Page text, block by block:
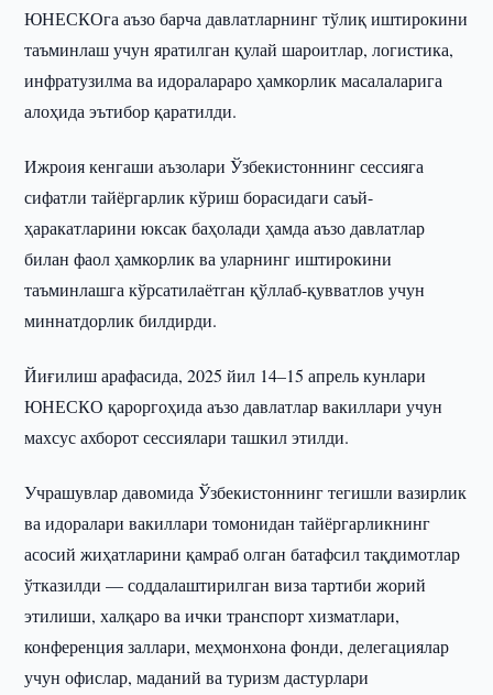
ЮНЕСКОга аъзо барча давлатларнинг тўлиқ иштирокини
таъминлаш учун яратилган қулай шароитлар, логистика,
инфратузилма ва идоралараро ҳамкорлик масалаларига
алоҳида эътибор қаратилди.
Ижроия кенгаши аъзолари Ўзбекистоннинг сессияга
сифатли тайёргарлик кўриш борасидаги саъй-
ҳаракатларини юксак баҳолади ҳамда аъзо давлатлар
билан фаол ҳамкорлик ва уларнинг иштирокини
таъминлашга кўрсатилаётган қўллаб-қувватлов учун
миннатдорлик билдирди.
Йиғилиш арафасида, 2025 йил 14–15 апрель кунлари
ЮНЕСКО қароргоҳида аъзо давлатлар вакиллари учун
махсус ахборот сессиялари ташкил этилди.
Учрашувлар давомида Ўзбекистоннинг тегишли вазирлик
ва идоралари вакиллари томонидан тайёргарликнинг
асосий жиҳатларини қамраб олган батафсил тақдимотлар
ўтказилди — соддалаштирилган виза тартиби жорий
этилиши, халқаро ва ички транспорт хизматлари,
конференция заллари, меҳмонхона фонди, делегациялар
учун офислар, маданий ва туризм дастурлари